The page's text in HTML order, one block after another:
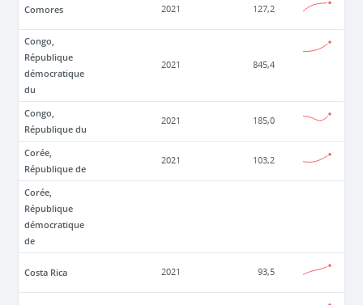
Comores 2021 127,2
Congo,
République
démocratique
du
2021 845,4
Congo,
République du
2021 185,0
Corée,
République de
2021 103,2
Corée,
République
démocratique
de
Costa Rica 2021 93,5